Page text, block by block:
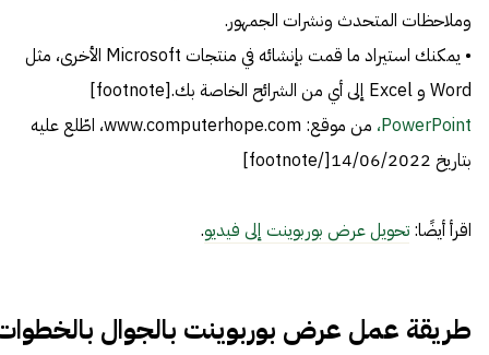
وملاحظات المتحدث ونشرات الجمهور.
• يمكنك استيراد ما قمت بإنشائه في منتجات Microsoft الأخرى، مثل
Word و Excel إلى أي من الشرائح الخاصة بك.[footnote]
PowerPoint،
من موقع: www.computerhope.com، اطّلع عليه
بتاريخ 14/06/2022[/footnote]
اقرأ أيضًا: تحويل عرض بوربوينت إلى فيديو.
طريقة عمل عرض بوربوينت بالجوال